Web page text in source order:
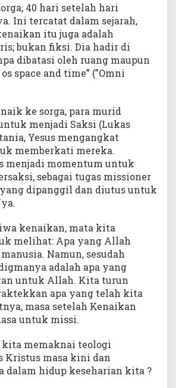
40 hari setelah hari
Ini tercatat dalam sejarah,
itu juga adalah
bukan fiksi. Dia hadir di
dibatasi oleh ruang maupun
space and time” (”Omni
ke sorga, para murid
menjadi Saksi (Lukas
Yesus mengangkat
memberkati mereka.
menjadi momentum untuk
sebagai tugas missioner
dipanggil dan diutus untuk
kenaikan, mata kita
melihat: Apa yang Allah
Namun, sesudah
adalah apa yang
untuk Allah. Kita turun
apa yang telah kita
masa setelah Kenaikan
untuk missi.
kita memaknai teologi
Kristus masa kini dan
dalam hidup keseharian kita ?